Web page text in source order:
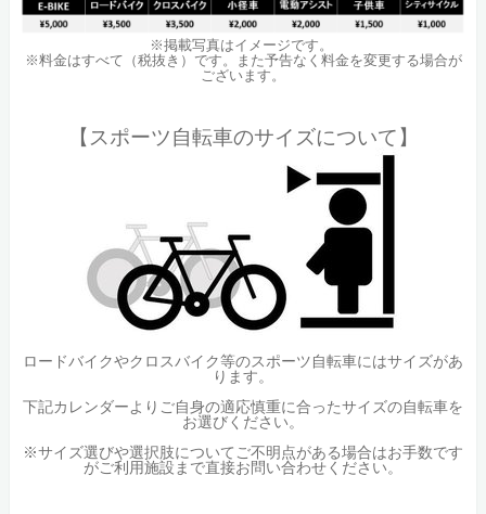
※掲載写真はイメージです。
※料金はすべて（税抜き）です。また予告なく料金を変更する場合が
ございます。
【スポーツ自転車のサイズについて】
ロードバイクやクロスバイク等のスポーツ自転車にはサイズがあ
ります。
下記カレンダーよりご自身の適応慎重に合ったサイズの自転車を
お選びください。
※サイズ選びや選択肢についてご不明点がある場合はお手数です
がご利用施設まで直接お問い合わせください。